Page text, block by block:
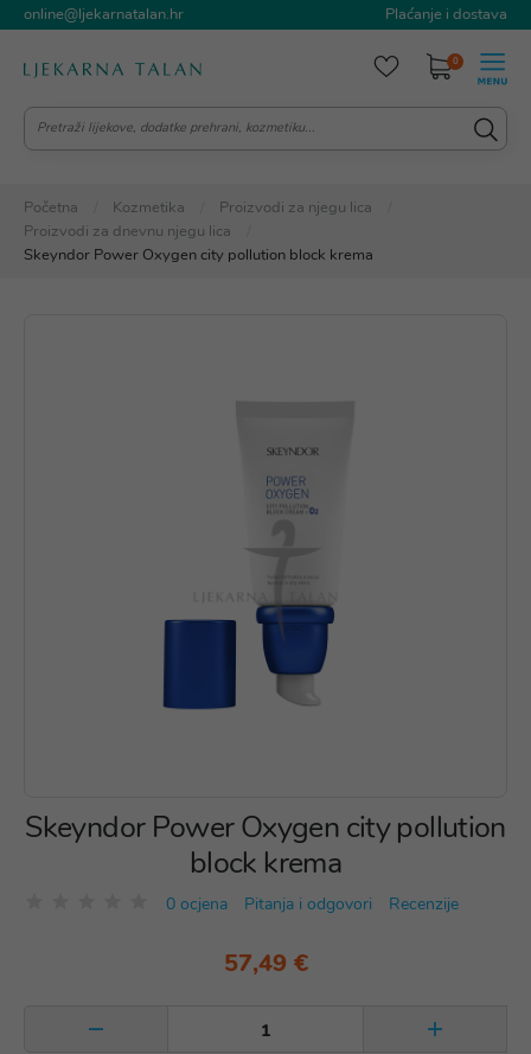
online@ljekarnatalan.hr Plaćanje i dostava
0
Početna Kozmetika
Proizvodi za njegu lica
Proizvodi za dnevnu njegu lica
Skeyndor Power Oxygen city pollution block krema
Skeyndor Power Oxygen city pollution
block krema
0 ocjena Pitanja i odgovori Recenzije
57,49 €